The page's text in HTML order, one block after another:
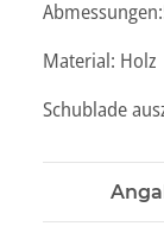
Material: Holz
Schublade